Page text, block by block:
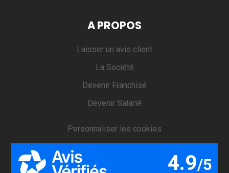
A PROPOS
Laisser un avis client
La Société
Devenir Franchisé
Devenir Salarié
Personnaliser les cookies